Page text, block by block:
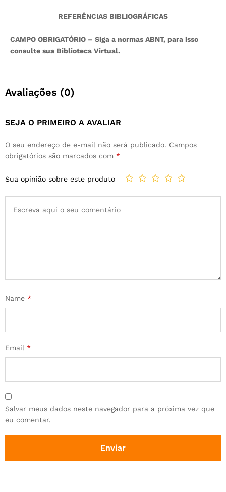
REFERÊNCIAS BIBLIOGRÁFICAS
CAMPO OBRIGATÓRIO – Siga a normas ABNT, para isso
consulte sua Biblioteca Virtual.
Avaliações (0)
SEJA O PRIMEIRO A AVALIAR
O seu endereço de e-mail não será publicado. Campos
obrigatórios são marcados com *
Sua opinião sobre este produto
Name *
Email *
Salvar meus dados neste navegador para a próxima vez que
eu comentar.